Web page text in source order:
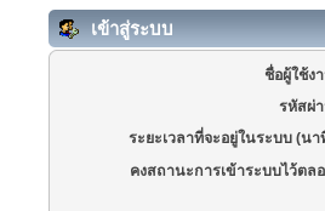
เข้าสู่ระบบ
ชื่อผู้ใช้ง
รหัสผ่
ระยะเวลาที่จะอยู่ในระบบ (นา
คงสถานะการเข้าระบบไว้ตล